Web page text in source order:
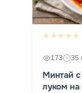
★★★★★
173 35
Минтай
луком на